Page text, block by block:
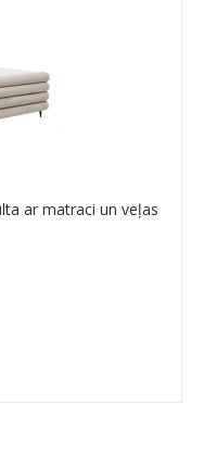
ar matraci un veļas